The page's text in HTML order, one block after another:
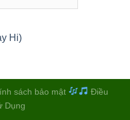
Hi)
sách bảo mật
Điều
Dụng